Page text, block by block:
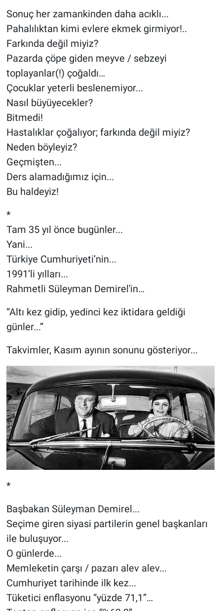
Sonuç her zamankinden daha acıklı...
Pahalılıktan kimi evlere ekmek girmiyor!..
Farkında değil miyiz?
Pazarda çöpe giden meyve / sebzeyi
toplayanlar(!) çoğaldı…
Çocuklar yeterli beslenemiyor...
Nasıl büyüyecekler?
Bitmedi!
Hastalıklar çoğalıyor; farkında değil miyiz?
Neden böyleyiz?
Geçmişten...
Ders alamadığımız için...
Bu haldeyiz!
*
Tam 35 yıl önce bugünler...
Yani...
Türkiye Cumhuriyeti’nin...
1991’li yılları...
Rahmetli Süleyman Demirel'in…
“Altı kez gidip, yedinci kez iktidara geldiği
günler...”
Takvimler, Kasım ayının sonunu gösteriyor...
*
Başbakan Süleyman Demirel...
Seçime giren siyasi partilerin genel başkanları
ile buluşuyor...
O günlerde...
Memleketin çarşı / pazarı alev alev...
Cumhuriyet tarihinde ilk kez...
Tüketici enflasyonu “yüzde 71,1”…